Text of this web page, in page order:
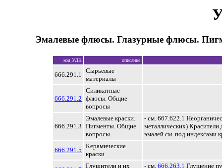
Эмалевые флюсы. Глазурные флюсы.
код УДК описание
666.291.1
Сырьевые
материалы
666.291.2
Силикатные
флюсы. Общие
вопросы
666.291.3
Эмалевые краски.
Пигменты. Общие
вопросы
- см. 667.622.1
металлических)
эмалей см. под индексами
666.291.5
Керамические
краски
Глушители и их
- см. 666.263.1 Глушение